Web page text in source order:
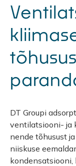
DT Groupi
ventilatsiooni- ja
nende tõhusust
niiskuse
kondensatsiooni,